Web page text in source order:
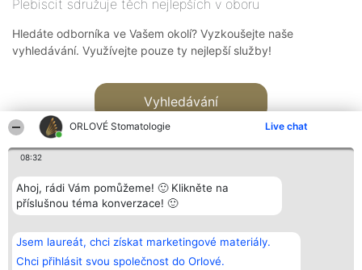
ORLOVÉ Stomatologie Live chat
08:32
Ahoj, rádi Vám pomůžeme! 🙂 Klikněte na
příslušnou téma konverzace! 🙂
Jsem laureát, chci získat marketingové materiály.
Chci přihlásit svou společnost do Orlové.
Plebiscit sdružuje těch nejlepších v oboru
Hledáte odborníka ve Vašem okolí? Vyzkoušejte naše
vyhledávání. Využívejte pouze ty nejlepší služby!
Vyhledávání
Bright Side Solutions sp. z o.
o. sp. k.
ul. Ruska 22
Wrocław 50-079
Vítězové
Seznam všech
laureátů
Zásady
Kontakt